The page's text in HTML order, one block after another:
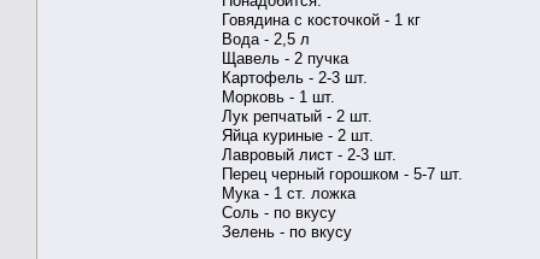
Говядина с косточкой - 1 кг
Вода - 2,5 л
Щавель - 2 пучка
Картофель - 2-3 шт.
Морковь - 1 шт.
Лук репчатый - 2 шт.
Яйца куриные - 2 шт.
Лавровый лист - 2-3 шт.
Перец черный горошком - 5-7 шт.
Мука - 1 ст. ложка
Соль - по вкусу
Зелень - по вкусу